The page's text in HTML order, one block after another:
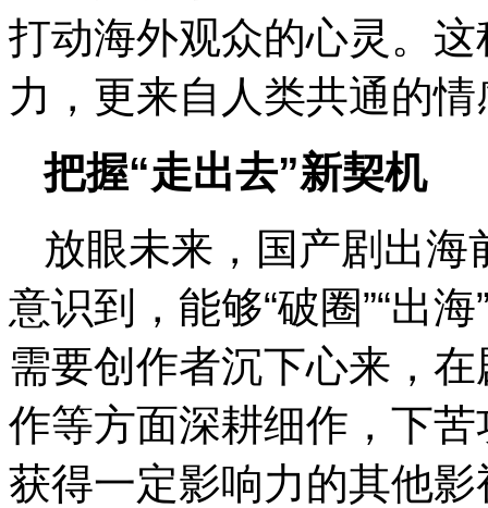
打动海外观众的心灵。
力，更来自人类共通的
把握“走出去”新契机
放眼未来，国产剧出
意识到，能够“破圈”“出
需要创作者沉下心来，
作等方面深耕细作，下
获得一定影响力的其他